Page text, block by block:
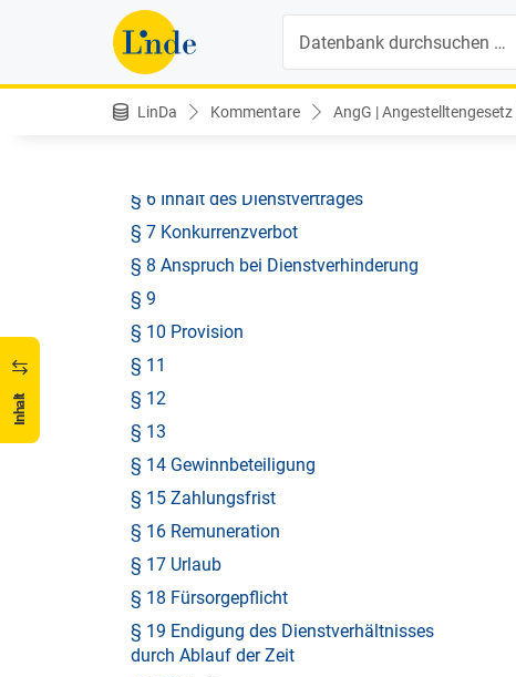
LinDa Kommentare AngG | Angestelltengesetz
Inhalt
§ 1 Anwendungsgebiet des Gesetzes
§ 2
§ 6 Inhalt des Dienstvertrages
§ 7 Konkurrenzverbot
§ 8 Anspruch bei Dienstverhinderung
§ 9
§ 10 Provision
§ 11
§ 12
§ 13
§ 14 Gewinnbeteiligung
§ 15 Zahlungsfrist
§ 16 Remuneration
§ 17 Urlaub
§ 18 Fürsorgepflicht
§ 19 Endigung des Dienstverhältnisses
durch Ablauf der Zeit